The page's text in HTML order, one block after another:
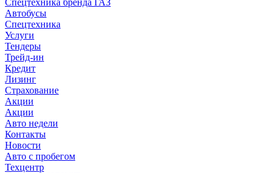
Спецтехника бренда ГАЗ
Автобусы
Спецтехника
Услуги
Тендеры
Трейд-ин
Кредит
Лизинг
Страхование
Акции
Акции
Авто недели
Контакты
Новости
Авто с пробегом
Техцентр